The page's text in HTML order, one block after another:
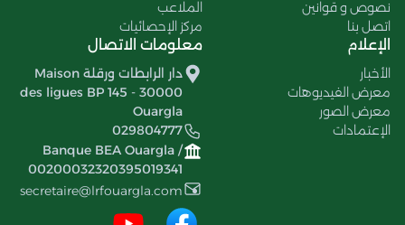
نصوص و قوانين
اتصل بنا
الملاعب
مركز الإحصائيات
الإعلام
الأخبار
معرض الفيديوهات
معرض الصور
الإعتمادات
معلومات الاتصال
دار الرابطات ورقلة Maison
des ligues BP 145 - 30000
Ouargla
029804777
Banque BEA Ouargla /
00200032320395019341
secretaire@lrfouargla.com